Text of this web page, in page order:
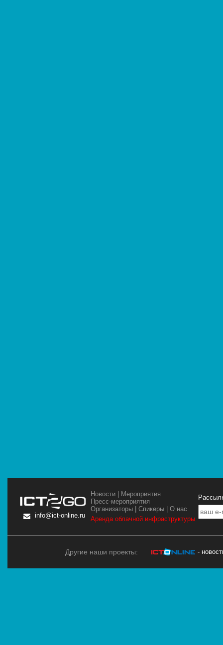
info@ict-online.ru
Новости | Мероприятия
Пресс-мероприятия
Организаторы |Спикеры |О нас
Аренда облачной инфраструктуры
Другие наши проекты: -